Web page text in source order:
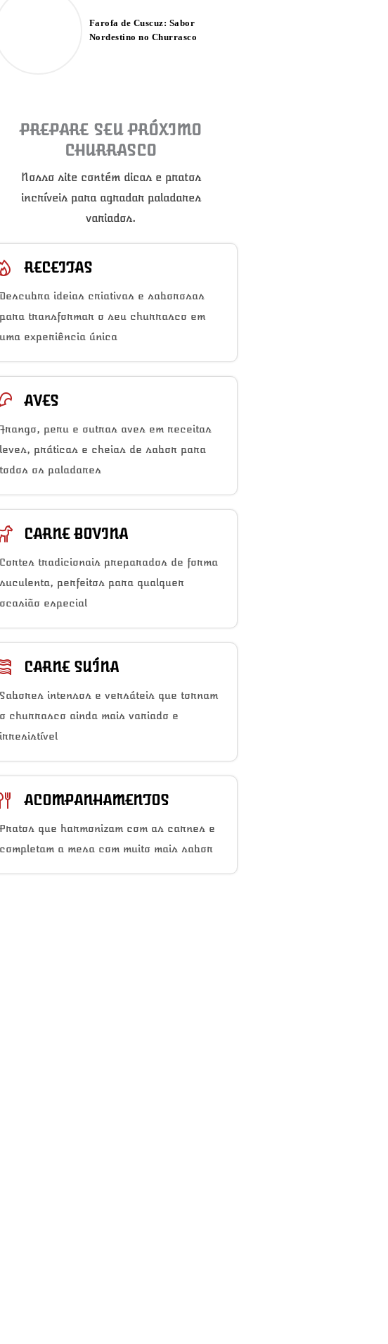
Farofa de Cuscuz: Sabor
Nordestino no Churrasco
PREPARE SEU PRÓXIMO
CHURRASCO
Nosso site contém dicas e pratos
incríveis para agradar paladares
variados.
RECEITAS
Descubra ideias criativas e saborosas
para transformar o seu churrasco em
uma experiência única
AVES
Frango, peru e outras aves em receitas
leves, práticas e cheias de sabor para
todos os paladares
CARNE BOVINA
Cortes tradicionais preparados de forma
suculenta, perfeitos para qualquer
ocasião especial
CARNE SUÍNA
Sabores intensos e versáteis que tornam
o churrasco ainda mais variado e
irresistível
ACOMPANHAMENTOS
Pratos que harmonizam com as carnes e
completam a mesa com muito mais sabor